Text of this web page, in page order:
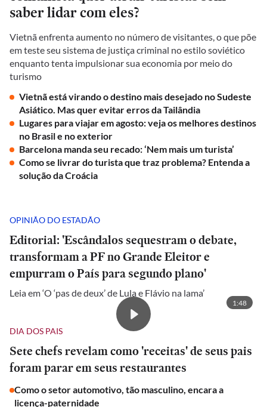
saber lidar com eles?
Vietnã enfrenta aumento no número de visitantes, o que põe
em teste seu sistema de justiça criminal no estilo soviético
enquanto tenta impulsionar sua economia por meio do
turismo
Vietnã está virando o destino mais desejado no Sudeste
Asiático. Mas quer evitar erros da Tailândia
Lugares para viajar em agosto: veja os melhores destinos
no Brasil e no exterior
Barcelona manda seu recado: ‘Nem mais um turista’
Como se livrar do turista que traz problema? Entenda a
solução da Croácia
OPINIÃO DO ESTADÃO
Editorial: 'Escândalos sequestram o debate,
transformam a PF no Grande Eleitor e
empurram o País para segundo plano'
Leia em ‘O ‘pas de deux’ de Lula e Flávio na lama’
1:48
DIA DOS PAIS
Sete chefs revelam como 'receitas' de seus pais
foram parar em seus restaurantes
Como o setor automotivo, tão masculino, encara a
licença-paternidade